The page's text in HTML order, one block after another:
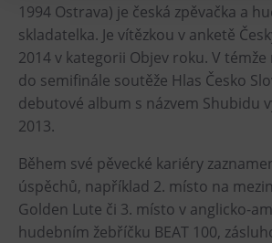
Hornické muzeum
Heligonka
HopJump
Lezecká stěna
Národní zemědělské muzeum
Fajna Dilna
FUTUREUM
Prohlídky
1994 Ostrava) je česká zpěvačka a
skladatelka. Je vítězkou v anketě
2014 v kategorii Objev roku. V
do semifinále soutěže Hlas Česko
debutové album s názvem Shubidu
2013.
Během své pěvecké kariéry
úspěchů, například 2. místo na
Golden Lute či 3. místo v anglicko-
hudebním žebříčku BEAT 100,